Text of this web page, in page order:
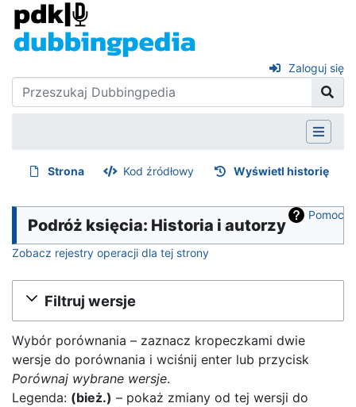
Zaloguj się
Strona Kod źródłowy Wyświetl historię
Pomoc
Podróż księcia: Historia i autorzy
Zobacz rejestry operacji dla tej strony
Filtruj wersje
Wybór porównania – zaznacz kropeczkami dwie
wersje do porównania i wciśnij enter lub przycisk
Porównaj wybrane wersje.
Legenda: (bież.) – pokaż zmiany od tej wersji do